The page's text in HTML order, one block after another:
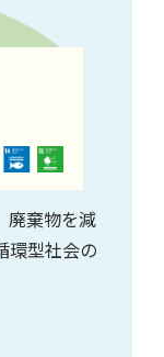
廃棄物を減
環型社会の